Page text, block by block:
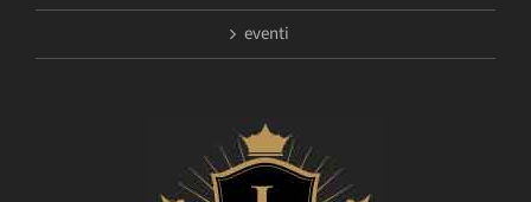
eventi